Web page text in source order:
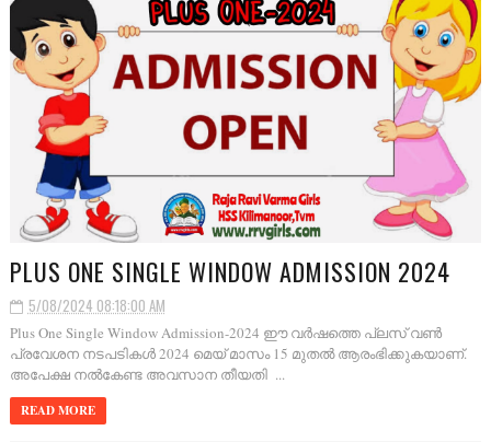
PLUS ONE SINGLE WINDOW ADMISSION 2024
5/08/2024 08:18:00 AM
Plus One Single Window Admission-2024 ഈ വർഷത്തെ പ്ലസ് വൺ
പ്രവേശന നടപടികൾ 2024 മെയ് മാസം 15 മുതൽ ആരംഭിക്കുകയാണ്.
അപേക്ഷ നൽകേണ്ട അവസാന തീയതി ...
READ MORE